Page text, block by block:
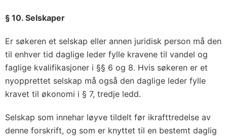
§ 10. Selskaper
Er søkeren et selskap eller annen juridisk person må den
til enhver tid daglige leder fylle kravene til vandel og
faglige kvalifikasjoner i §§ 6 og 8. Hvis søkeren er et
nyopprettet selskap må også den daglige leder fylle
kravet til økonomi i § 7, tredje ledd.
Selskap som innehar løyve tildelt før ikrafttredelse av
denne forskrift, og som er knyttet til en bestemt daglig